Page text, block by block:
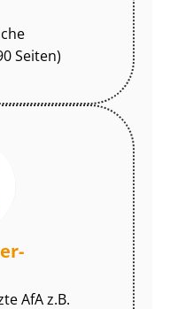
Seiten)
AfA z.B.